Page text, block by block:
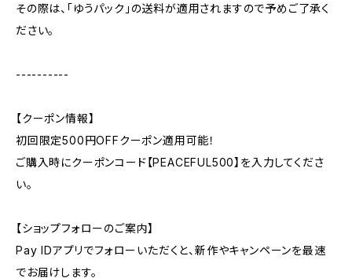
その際は、「ゆうパック」の送料が適用されますので予めご了承く
ださい。
----------
【クーポン情報】
初回限定500円OFFクーポン適用可能！
ご購入時にクーポンコード【PEACEFUL500】を入力してくださ
い。
【ショップフォローのご案内】
Pay IDアプリでフォローいただくと、新作やキャンペーンを最速
でお届けします。